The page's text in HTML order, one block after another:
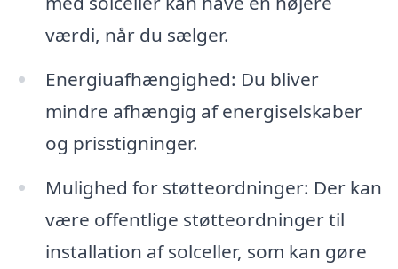
værdi, når du sælger.
Energiuafhængighed: Du bliver
mindre afhængig af energiselskaber
og prisstigninger.
Mulighed for støtteordninger: Der kan
være offentlige støtteordninger til
installation af solceller, som kan gøre